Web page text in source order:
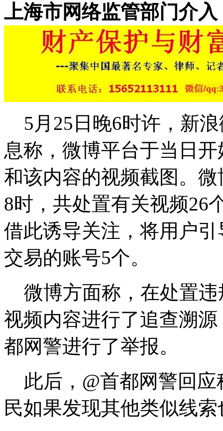
上海市网络监管部门介入
5月25日晚6时许，新
息称，微博平台于当日
和该内容的视频截图。
8时，共处置有关视频26
借此诱导关注，将用户
交易的账号5个。
微博方面称，在处置违
视频内容进行了追查溯
都网警进行了举报。
此后，@首都网警回应
民如果发现其他类似线